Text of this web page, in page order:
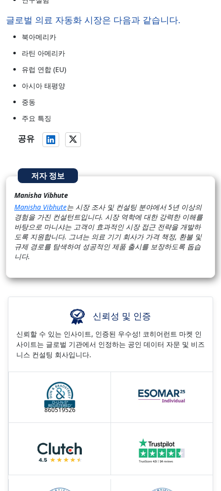
글로벌 의료 자동화 시장은 다음과 같습니다.
북아메리카
라틴 아메리카
유럽 연합 (EU)
아시아 태평양
중동
주요 특징
공유
저자 정보
Manisha Vibhute
Manisha Vibhute는 시장 조사 및 컨설팅 분야에서 5년 이상의
경험을 가진 컨설턴트입니다. 시장 역학에 대한 강력한 이해를
바탕으로 마니샤는 고객이 효과적인 시장 접근 전략을 개발하
도록 지원합니다. 그녀는 의료 기기 회사가 가격 책정, 환불 및
규제 경로를 탐색하여 성공적인 제품 출시를 보장하도록 돕습
니다.
신뢰성 및 인증
신뢰할 수 있는 인사이트, 인증된 우수성! 코히어런트 마켓 인
사이트는 글로벌 기관에서 인정하는 공인 데이터 자문 및 비즈
니스 컨설팅 회사입니다.
860519526